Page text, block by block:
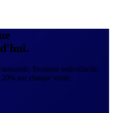
livraison individuelle.
sur chaque vente.